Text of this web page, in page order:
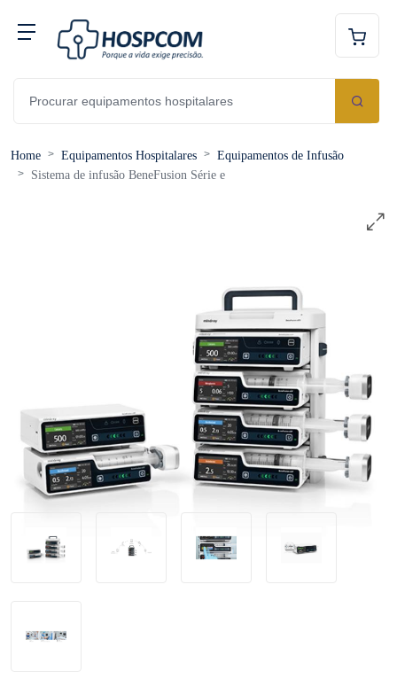
Home Equipamentos Hospitalares
Equipamentos de Infusão
Sistema de infusão BeneFusion Série e